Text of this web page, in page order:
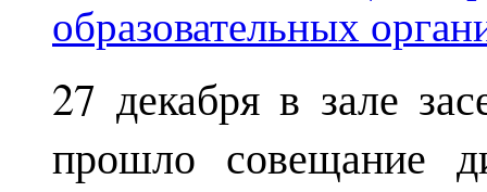
27 декабря в зале
прошло совещание